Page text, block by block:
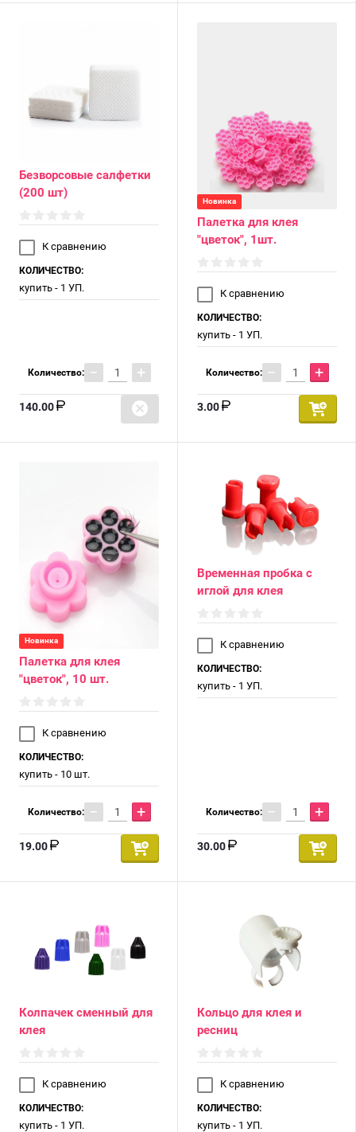
Безворсовые салфетки
(200 шт)
К сравнению
КОЛИЧЕСТВО:
купить - 1 УП.
Количество: − +
140.00
Новинка
Палетка для клея
"цветок", 1шт.
К сравнению
КОЛИЧЕСТВО:
купить - 1 УП.
Количество: − +
3.00
Новинка
Палетка для клея
"цветок", 10 шт.
К сравнению
КОЛИЧЕСТВО:
купить - 10 шт.
Количество: − +
19.00
Временная пробка с
иглой для клея
К сравнению
КОЛИЧЕСТВО:
купить - 1 УП.
Количество: − +
30.00
Колпачек сменный для
клея
К сравнению
КОЛИЧЕСТВО:
купить - 1 УП.
Кольцо для клея и
ресниц
К сравнению
КОЛИЧЕСТВО:
купить - 1 УП.